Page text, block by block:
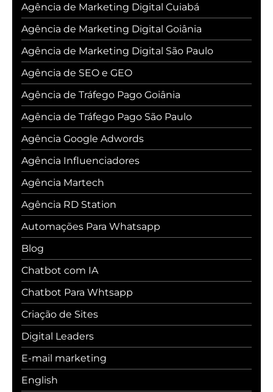
Agência de Marketing Digital Cuiabá
Agência de Marketing Digital Goiânia
Agência de Marketing Digital São Paulo
Agência de SEO e GEO
Agência de Tráfego Pago Goiânia
Agência de Tráfego Pago São Paulo
Agência Google Adwords
Agência Influenciadores
Agência Martech
Agência RD Station
Automações Para Whatsapp
Blog
Chatbot com IA
Chatbot Para Whtsapp
Criação de Sites
Digital Leaders
E-mail marketing
English